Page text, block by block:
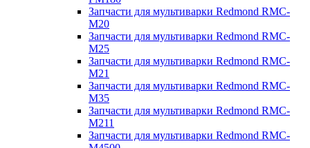
Запчасти для мультиварки Redmond RMC-
M20
Запчасти для мультиварки Redmond RMC-
M25
Запчасти для мультиварки Redmond RMC-
M21
Запчасти для мультиварки Redmond RMC-
M35
Запчасти для мультиварки Redmond RMC-
M211
Запчасти для мультиварки Redmond RMC-